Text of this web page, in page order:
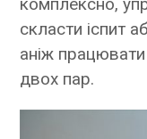
скласти іспит
аніж
двох пар.